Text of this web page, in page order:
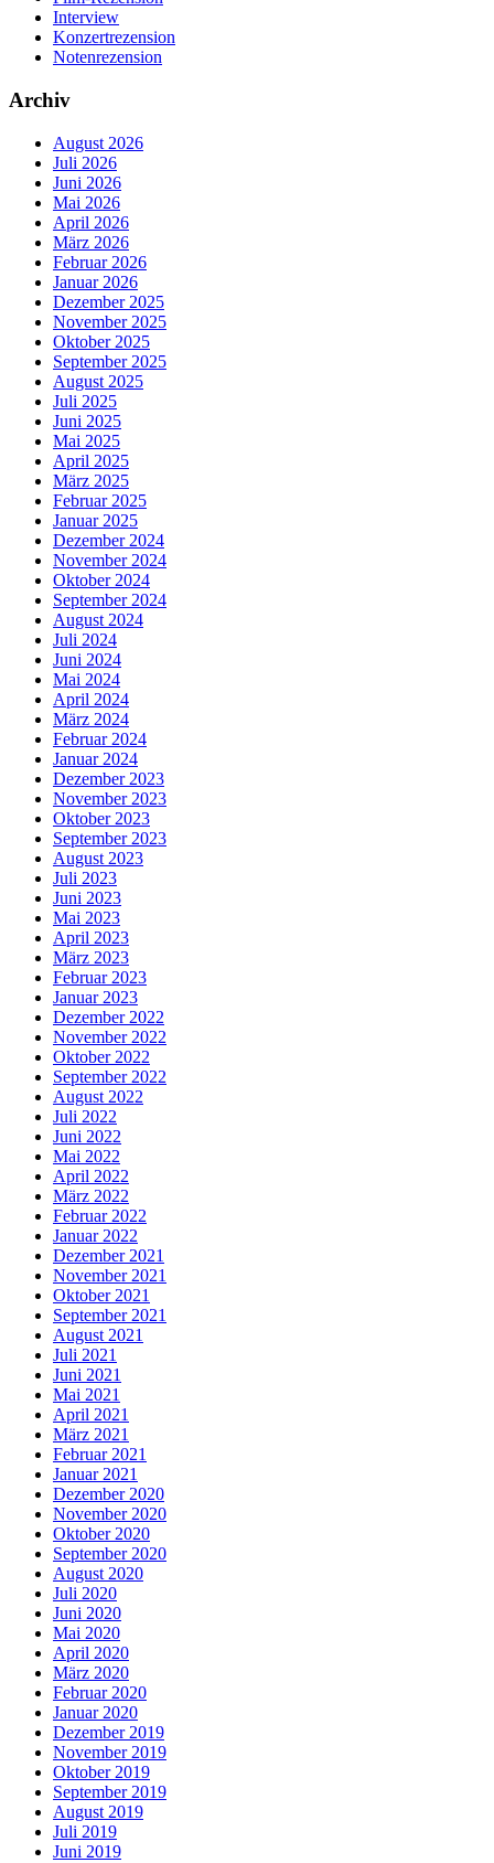
Interview
Konzertrezension
Notenrezension
Archiv
August 2026
Juli 2026
Juni 2026
Mai 2026
April 2026
März 2026
Februar 2026
Januar 2026
Dezember 2025
November 2025
Oktober 2025
September 2025
August 2025
Juli 2025
Juni 2025
Mai 2025
April 2025
März 2025
Februar 2025
Januar 2025
Dezember 2024
November 2024
Oktober 2024
September 2024
August 2024
Juli 2024
Juni 2024
Mai 2024
April 2024
März 2024
Februar 2024
Januar 2024
Dezember 2023
November 2023
Oktober 2023
September 2023
August 2023
Juli 2023
Juni 2023
Mai 2023
April 2023
März 2023
Februar 2023
Januar 2023
Dezember 2022
November 2022
Oktober 2022
September 2022
August 2022
Juli 2022
Juni 2022
Mai 2022
April 2022
März 2022
Februar 2022
Januar 2022
Dezember 2021
November 2021
Oktober 2021
September 2021
August 2021
Juli 2021
Juni 2021
Mai 2021
April 2021
März 2021
Februar 2021
Januar 2021
Dezember 2020
November 2020
Oktober 2020
September 2020
August 2020
Juli 2020
Juni 2020
Mai 2020
April 2020
März 2020
Februar 2020
Januar 2020
Dezember 2019
November 2019
Oktober 2019
September 2019
August 2019
Juli 2019
Juni 2019